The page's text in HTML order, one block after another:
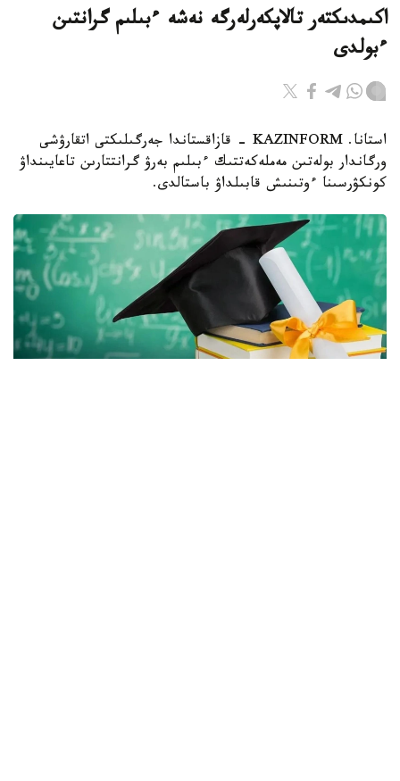
اكىمدىكتەر تالاپكەرلەرگە نەشە ءبىلىم گرانتىن
ءبولدى
استانا. KAZINFORM - قازاقستاندا جەرگىلىكتى اتقارۋشى
ورگاندار بولەتىن مەملەكەتتىك ءبىلىم بەرۋ گرانتتارىن تاعايىنداۋ
كونكۋرسىنا ءوتىنىش قابىلداۋ باستالدى.